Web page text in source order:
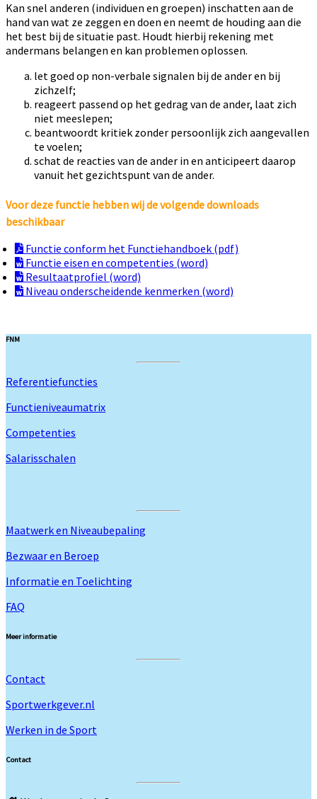
Kan snel anderen (individuen en groepen) inschatten aan de
hand van wat ze zeggen en doen en neemt de houding aan die
het best bij de situatie past. Houdt hierbij rekening met
andermans belangen en kan problemen oplossen.
let goed op non-verbale signalen bij de ander en bij
zichzelf;
reageert passend op het gedrag van de ander, laat zich
niet meeslepen;
beantwoordt kritiek zonder persoonlijk zich aangevallen
te voelen;
schat de reacties van de ander in en anticipeert daarop
vanuit het gezichtspunt van de ander.
Voor deze functie hebben wij de volgende downloads
beschikbaar
Functie conform het Functiehandboek (pdf)
Functie eisen en competenties (word)
Resultaatprofiel (word)
Niveau onderscheidende kenmerken (word)
FNM
Referentiefuncties
Functieniveaumatrix
Competenties
Salarisschalen
Maatwerk en Niveaubepaling
Bezwaar en Beroep
Informatie en Toelichting
FAQ
Meer informatie
Contact
Sportwerkgever.nl
Werken in de Sport
Contact